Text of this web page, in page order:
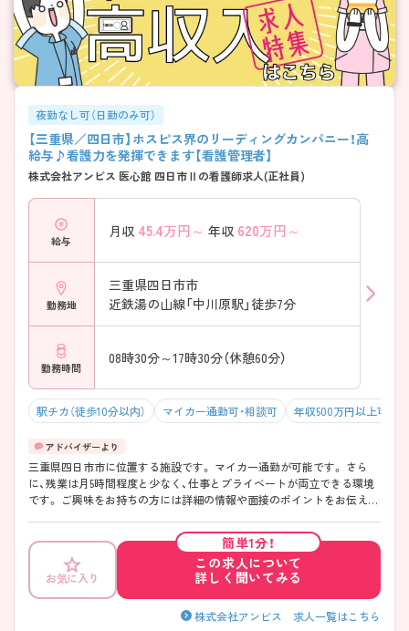
夜勤なし可（日勤のみ可）
【三重県／四日市】ホスピス界のリーディングカンパニー！高
給与♪看護力を発揮できます【看護管理者】
株式会社アンビス 医心館 四日市Ⅱの看護師求人(正社員)
給与
月収 45.4万円～ 年収 620万円～
勤務地
三重県四日市市
近鉄湯の山線「中川原駅」徒歩7分
勤務時間
08時30分～17時30分（休憩60分）
駅チカ（徒歩10分以内） マイカー通勤可・相談可 年収500万円以上可
三重県四日市市に位置する施設です。 マイカー通勤が可能です。 さら
に、残業は月5時間程度と少なく、仕事とプライベートが両立できる環境
です。 ご興味をお持ちの方には詳細の情報や面接のポイントをお伝えし
お気に入り
簡単1分！
この求人について
詳しく聞いてみる
株式会社アンビス 求人一覧はこちら